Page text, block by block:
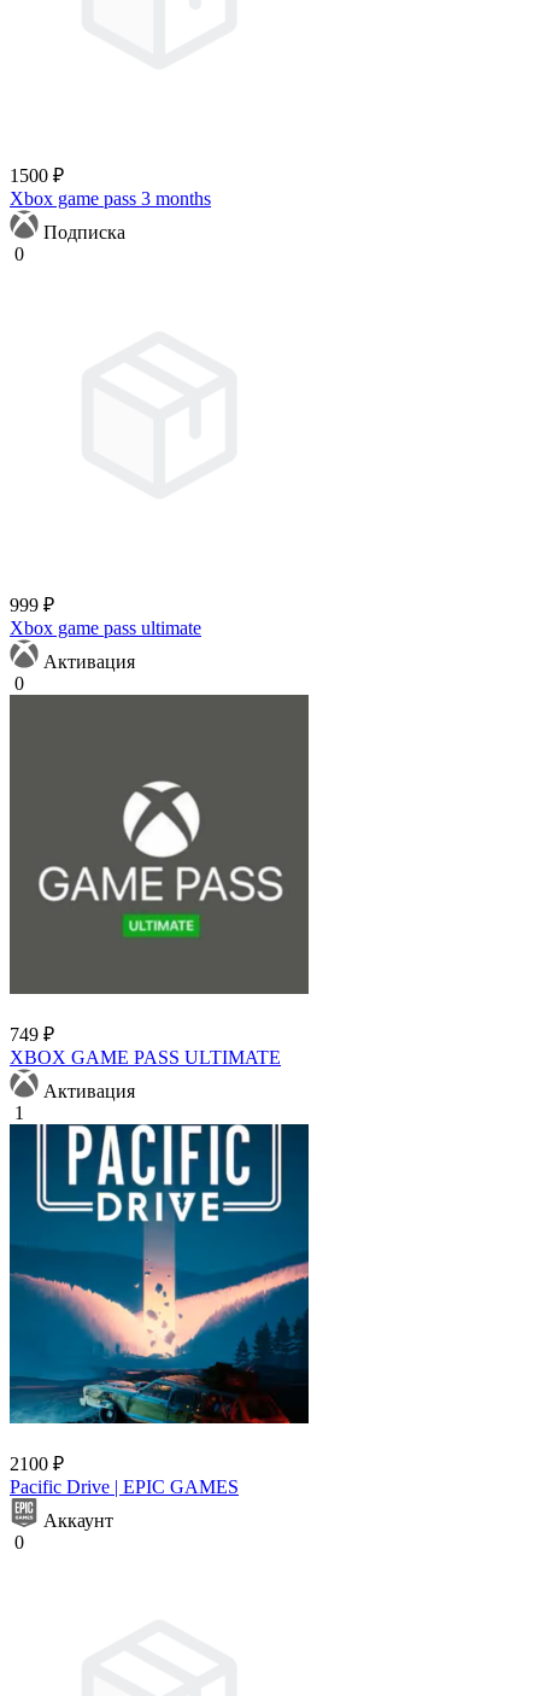
1500 ₽
Xbox game pass 3 months
Подписка
0
999 ₽
Xbox game pass ultimate
Активация
0
749 ₽
XBOX GAME PASS ULTIMATE
Активация
1
2100 ₽
Pacific Drive | EPIC GAMES
Аккаунт
0